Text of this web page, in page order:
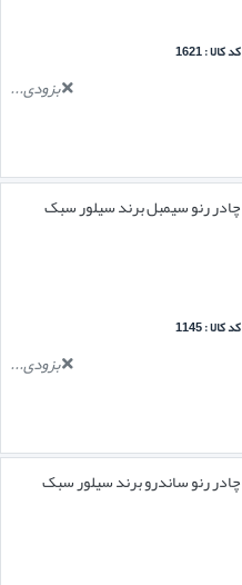
کد کالا : 1621
بزودی...
چادر رنو سیمبل برند سیلور سبک
کد کالا : 1145
بزودی...
چادر رنو ساندرو برند سیلور سبک